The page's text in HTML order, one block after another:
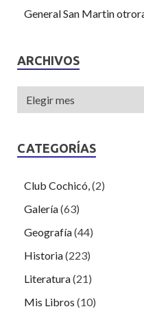
General San Martin
ARCHIVOS
CATEGORÍAS
Club Cochicó, (2)
Galería(63)
Geografía(44)
Historia(223)
Literatura(21)
Mis Libros (10)